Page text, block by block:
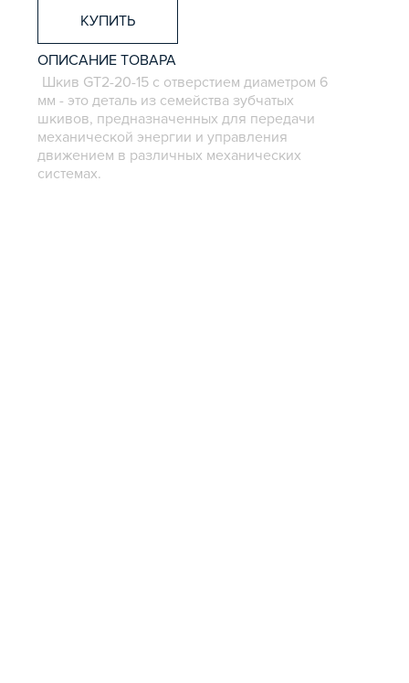
КУПИТЬ
ОПИСАНИЕ ТОВАРА
Шкив GT2-20-15 с отверстием диаметром 6
мм - это деталь из семейства зубчатых
шкивов, предназначенных для передачи
механической энергии и управления
движением в различных механических
системах.